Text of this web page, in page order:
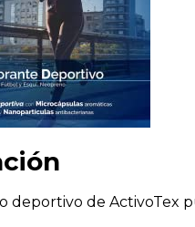
deportivo de ActivoTex